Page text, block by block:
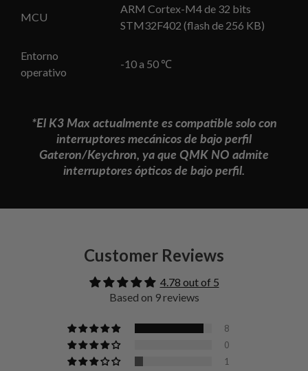
MCU
ARM Cortex-M4 de 32 bits
STM32F402 (flash de 256 KB)
Entorno
operativo
-10 a 50 ℃
*El K3 Max actualmente es compatible solo con
interruptores mecánicos de bajo perfil
Gateron/Keychron, ya que QMK NO admite
interruptores ópticos de bajo perfil.
Customer Reviews
4.78 out of 5
Based on 9 reviews
8
0
1